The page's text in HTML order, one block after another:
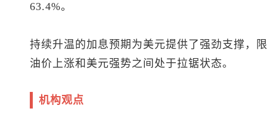
63.4%。
持续升温的加息预期为美元提供了强劲支撑，
油价上涨和美元强势之间处于拉锯状态。
机构观点